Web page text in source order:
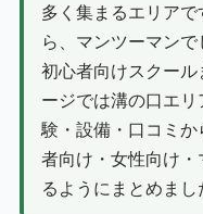
多く集まるエリア
ら、マンツーマンで
初心者向けスクー
ージでは溝の口エ
験・設備・口コミ
者向け・女性向け
るようにまとめまし